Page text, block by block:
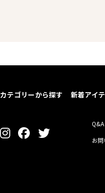
カテゴリーから探す 新着アイ
Q&A
お